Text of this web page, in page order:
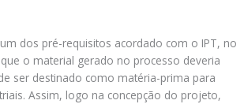
dos pré-requisitos acordado com o IPT, no
o material gerado no processo deveria
ser destinado como matéria-prima para
Assim, logo na concepção do projeto,